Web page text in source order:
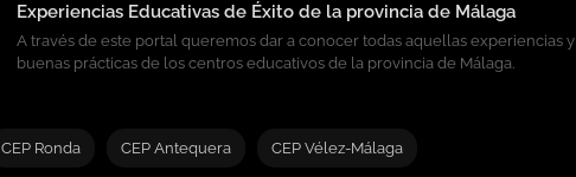
Experiencias Educativas de Éxito de la provincia de Málaga
A través de este portal queremos dar a conocer todas aquellas experiencias y
buenas prácticas de los centros educativos de la provincia de Málaga.
CEP Ronda CEP Antequera CEP Vélez-Málaga